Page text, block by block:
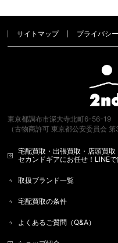
サイトマップ プライバシ
東京都調布市深大寺北町6-56-19
（古物商許可 東京都公安委員会
宅配買取・出張買取・店頭買
セカンドギアにお任せ！LINEで
取扱ブランド一覧
宅配買取の条件
よくあるご質問（Q&A）